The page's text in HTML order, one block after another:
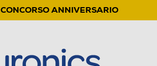
ANNIVERSARIO